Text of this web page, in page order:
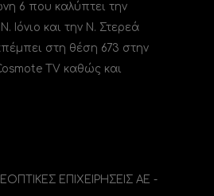
6 που καλύπτει την
Ιόνιο και την Ν. Στερεά
στη θέση 673 στην
TV καθώς και
ΕΠΙΧΕΙΡΗΣΕΙΣ ΑΕ -